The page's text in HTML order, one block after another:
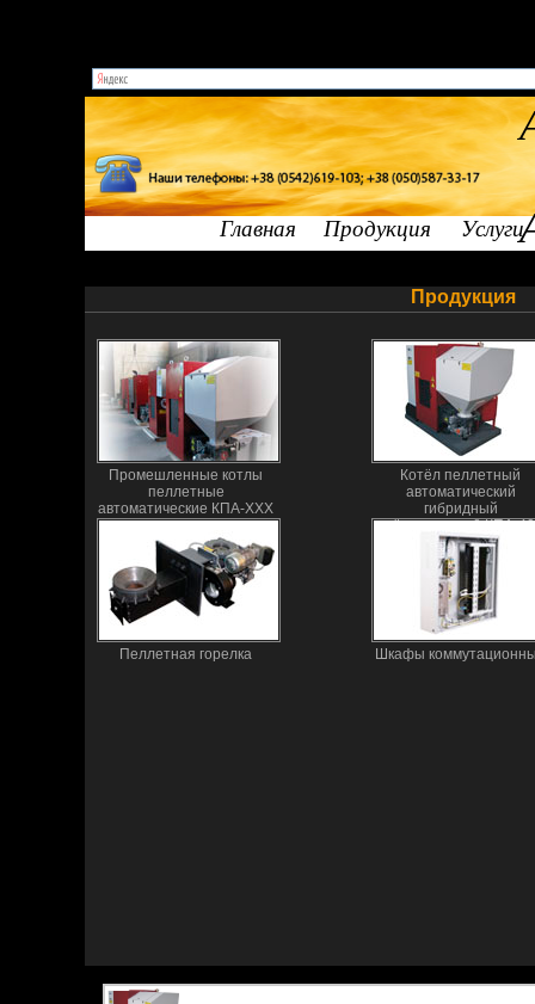
Главная Продукция Услуги
Продукция
Промешленные котлы
пеллетные
автоматические КПА-ХХХ
Котёл пеллетный
автоматический
гибридный
трёхконтурный КПА-
Пеллетная горелка Шкафы